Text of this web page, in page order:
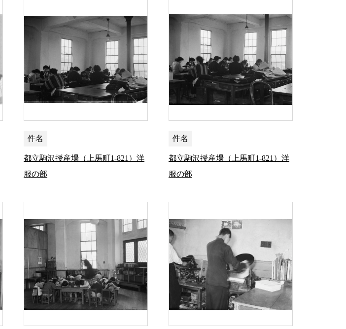
件名
都立駒沢授産場（上馬町1-821）洋
服の部
件名
都立駒沢授産場（上馬町1-821）洋
服の部